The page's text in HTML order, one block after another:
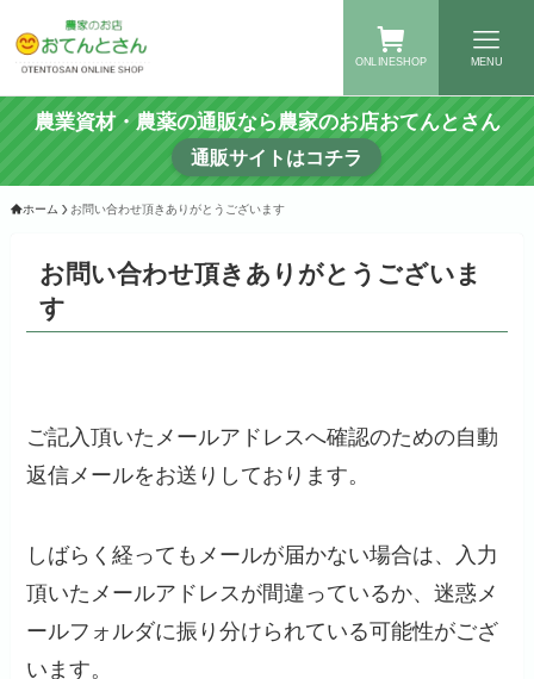
ONLINESHOP MENU
農業資材・農薬の通販なら農家のお店おてんとさん
通販サイトはコチラ
ホーム お問い合わせ頂きありがとうございます
お問い合わせ頂きありがとうございま
す
ご記入頂いたメールアドレスへ確認のための自動
返信メールをお送りしております。
しばらく経ってもメールが届かない場合は、入力
頂いたメールアドレスが間違っているか、迷惑メ
ールフォルダに振り分けられている可能性がござ
います。